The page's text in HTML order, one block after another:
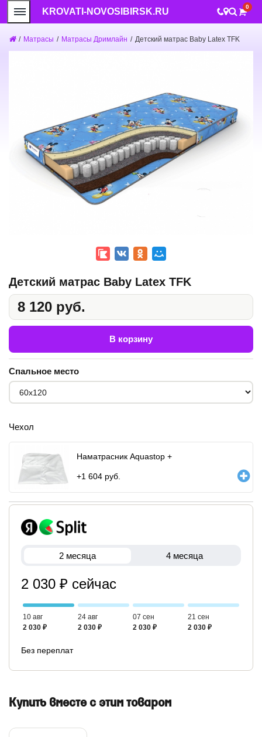
KROVATI-NOVOSIBIRSK.RU 0
/ Матрасы / Матрасы Дримлайн / Детский матрас Baby Latex TFK
Детский матрас Baby Latex TFK
8 120 руб.
В корзину
Спальное место
Чехол
Наматрасник Aquastop +
+1 604 руб.
2 месяца 4 месяца
2 030 ₽ сейчас
10 авг
2 030 ₽
24 авг
2 030 ₽
07 сен
2 030 ₽
21 сен
2 030 ₽
Без переплат
Купить вместе с этим товаром